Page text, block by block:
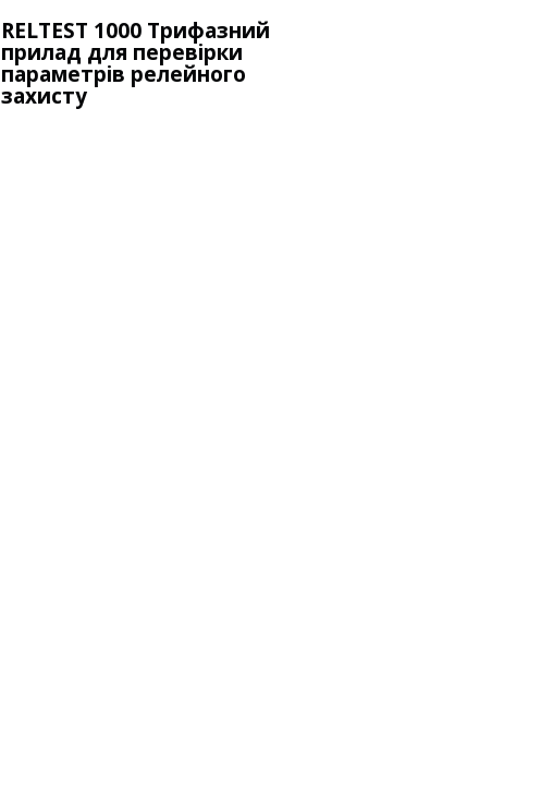
RELTEST 1000 Трифазний
прилад для перевірки
параметрів релейного
захисту